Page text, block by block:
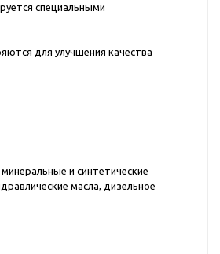
специальными
для улучшения качества
и синтетические
масла, дизельное